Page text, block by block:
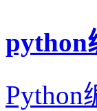
python
Python